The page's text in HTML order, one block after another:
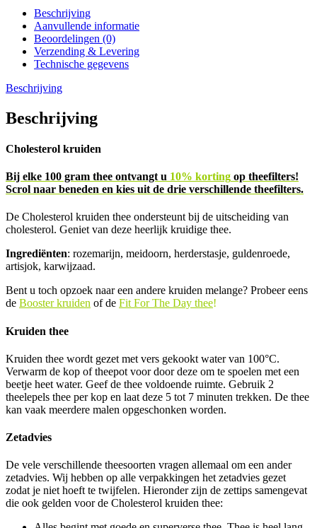
Beschrijving
Aanvullende informatie
Beoordelingen (0)
Verzending & Levering
Technische gegevens
Beschrijving
Beschrijving
Cholesterol kruiden
Bij elke 100 gram thee ontvangt u 10% korting op theefilters!
Scrol naar beneden en kies uit de drie verschillende theefilters.
De Cholesterol kruiden thee ondersteunt bij de uitscheiding van
cholesterol. Geniet van deze heerlijk kruidige thee.
Ingrediënten: rozemarijn, meidoorn, herderstasje, guldenroede,
artisjok, karwijzaad.
Bent u toch opzoek naar een andere kruiden melange? Probeer eens
de Booster kruiden of de Fit For The Day thee!
Kruiden thee
Kruiden thee wordt gezet met vers gekookt water van 100°C.
Verwarm de kop of theepot voor door deze om te spoelen met een
beetje heet water. Geef de thee voldoende ruimte. Gebruik 2
theelepels thee per kop en laat deze 5 tot 7 minuten trekken. De thee
kan vaak meerdere malen opgeschonken worden.
Zetadvies
De vele verschillende theesoorten vragen allemaal om een ander
zetadvies. Wij hebben op alle verpakkingen het zetadvies gezet
zodat je niet hoeft te twijfelen. Hieronder zijn de zettips samengevat
die ook gelden voor de Cholesterol kruiden thee: